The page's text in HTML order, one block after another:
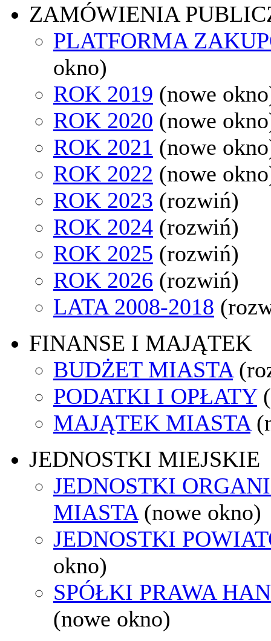
ZAMÓWIENIA
PLATFORMA
okno)
ROK 2019 (nowe
ROK 2020 (nowe
ROK 2021 (nowe
ROK 2022 (nowe
ROK 2023 (rozwiń)
ROK 2024 (rozwiń)
ROK 2025 (rozwiń)
ROK 2026 (rozwiń)
LATA 2008-2018
FINANSE I MAJĄTEK
BUDŻET MIASTA
PODATKI I OPŁATY
MAJĄTEK MIASTA
JEDNOSTKI MIEJSKIE
JEDNOSTKI
MIASTA (nowe okno)
JEDNOSTKI
okno)
SPÓŁKI PRAWA
(nowe okno)